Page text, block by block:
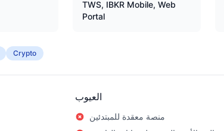
TWS, IBKR Mobile, Web
Portal
Crypto
العيوب
منصة معقدة للمبتدئين